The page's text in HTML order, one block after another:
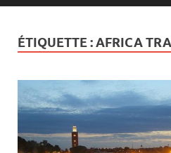
ÉTIQUETTE :AFRICA